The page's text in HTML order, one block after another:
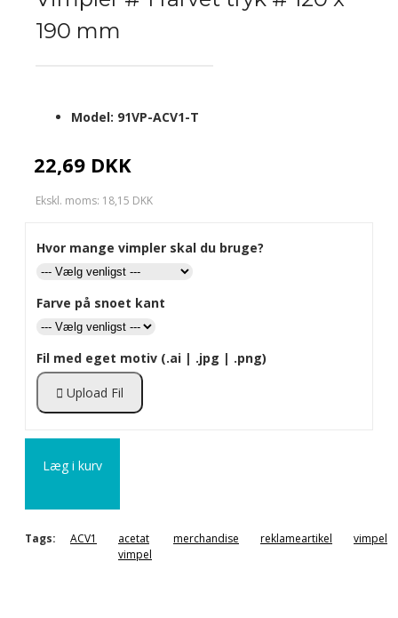
190 mm
22,69 DKK
Ekskl. moms: 18,15 DKK
Model: 91VP-ACV1-T
Hvor mange vimpler skal du bruge?
Farve på snoet kant
Fil med eget motiv (.ai | .jpg | .png)
Upload Fil
Læg i kurv
Tags: ACV1
acetat
vimpel
merchandise reklameartikel vimpel